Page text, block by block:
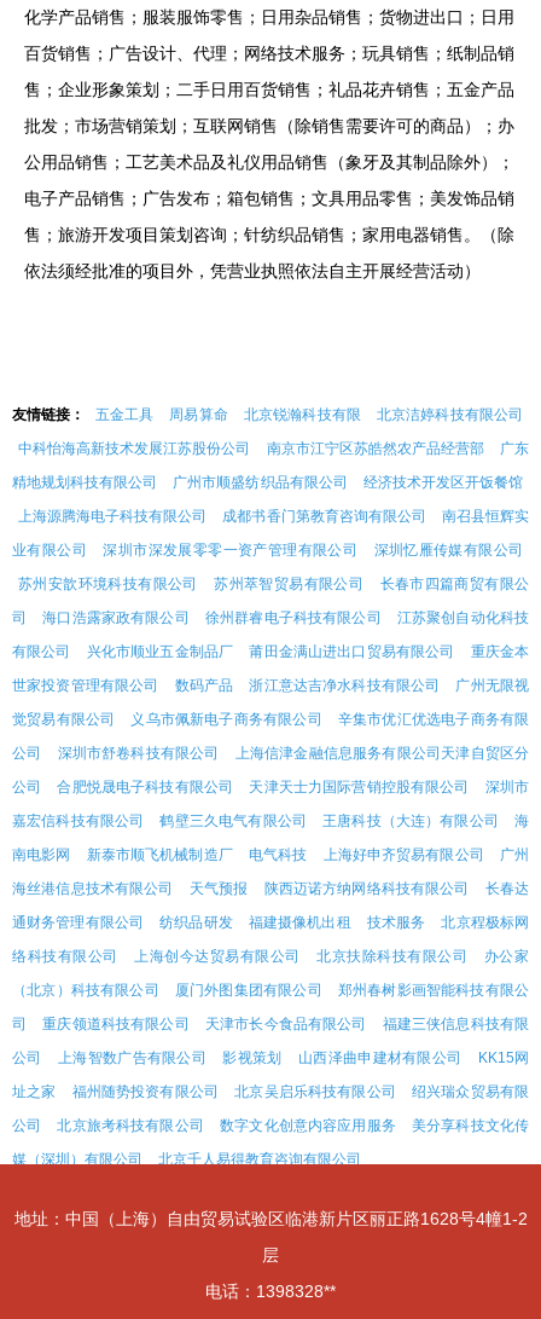
化学产品销售；服装服饰零售；日用杂品销售；货物进出口；日用
百货销售；广告设计、代理；网络技术服务；玩具销售；纸制品销
售；企业形象策划；二手日用百货销售；礼品花卉销售；五金产品
批发；市场营销策划；互联网销售（除销售需要许可的商品）；办
公用品销售；工艺美术品及礼仪用品销售（象牙及其制品除外）；
电子产品销售；广告发布；箱包销售；文具用品零售；美发饰品销
售；旅游开发项目策划咨询；针纺织品销售；家用电器销售。（除
依法须经批准的项目外，凭营业执照依法自主开展经营活动）
友情链接： 五金工具 周易算命 北京锐瀚科技有限
北京洁婷科技有限公司
中科怡海高新技术发展江苏股份公司
南京市江宁区苏皓然农产品经营部
广东
精地规划科技有限公司
广州市顺盛纺织品有限公司
经济技术开发区开饭餐馆
上海源腾海电子科技有限公司
成都书香门第教育咨询有限公司
南召县恒辉实
业有限公司
深圳市深发展零零一资产管理有限公司
深圳忆雁传媒有限公司
苏州安歆环境科技有限公司
苏州萃智贸易有限公司
长春市四篇商贸有限公
司
海口浩露家政有限公司 徐州群睿电子科技有限公司
江苏聚创自动化科技
有限公司
兴化市顺业五金制品厂 莆田金满山进出口贸易有限公司
重庆金本
世家投资管理有限公司
数码产品 浙江意达吉净水科技有限公司
广州无限视
觉贸易有限公司
义乌市佩新电子商务有限公司
辛集市优汇优选电子商务有限
公司
深圳市舒卷科技有限公司
上海信津金融信息服务有限公司天津自贸区分
公司
合肥悦晟电子科技有限公司 天津天士力国际营销控股有限公司
深圳市
嘉宏信科技有限公司
鹤壁三久电气有限公司 王唐科技（大连）有限公司
海
南电影网
新泰市顺飞机械制造厂 电气科技 上海好申齐贸易有限公司
广州
海丝港信息技术有限公司
天气预报 陕西迈诺方纳网络科技有限公司
长春达
通财务管理有限公司
纺织品研发 福建摄像机出租 技术服务
北京程极标网
络科技有限公司
上海创今达贸易有限公司 北京扶除科技有限公司
办公家
（北京）科技有限公司
厦门外图集团有限公司
郑州春树影画智能科技有限公
司
重庆领道科技有限公司 天津市长今食品有限公司
福建三侠信息科技有限
公司
上海智数广告有限公司 影视策划 山西泽曲申建材有限公司
KK15网
址之家
福州随势投资有限公司 北京吴启乐科技有限公司
绍兴瑞众贸易有限
公司
北京旅考科技有限公司 数字文化创意内容应用服务
美分享科技文化传
媒（深圳）有限公司
北京千人易得教育咨询有限公司
地址：中国（上海）自由贸易试验区临港新片区丽正路1628号4幢1-2
层
电话：1398328**